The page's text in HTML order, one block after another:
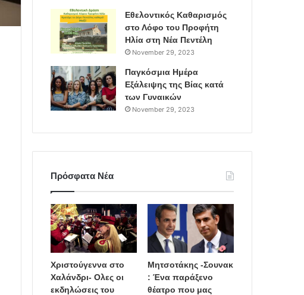
Εθελοντικός Καθαρισμός
στο Λόφο του Προφήτη
Ηλία στη Νέα Πεντέλη
November 29, 2023
Παγκόσμια Ημέρα
Εξάλειψης της Βίας κατά
των Γυναικών
November 29, 2023
Πρόσφατα Νέα
Χριστούγεννα στο
Χαλάνδρι- Ολες οι
εκδηλώσεις του
Μητσοτάκης -Σουνακ
: Ένα παράξενο
θέατρο που μας